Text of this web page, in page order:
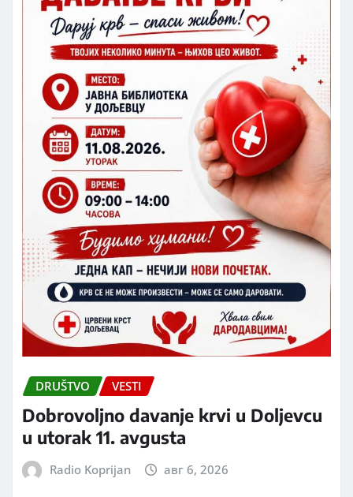
DRUŠTVO VESTI
Dobrovoljno davanje krvi u Doljevcu
u utorak 11. avgusta
Radio Koprijan авг 6, 2026